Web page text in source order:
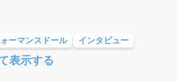
ーマンスドール インタビュー
表示する